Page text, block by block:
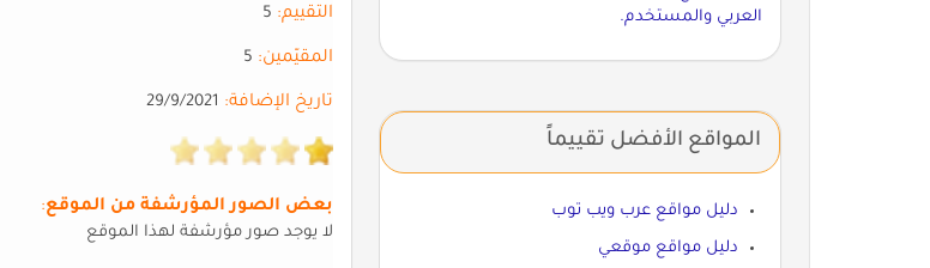
التقييم:
المقيّمين:
تاريخ الإضافة:
بعض الصور المؤرشفة من الموقع:
لا يوجد صور مؤرشفة لهذا الموقع
العربي والمستخدم.
المواقع الأفضل تقييماً
دليل مواقع عرب ويب توب
دليل مواقع موقعي